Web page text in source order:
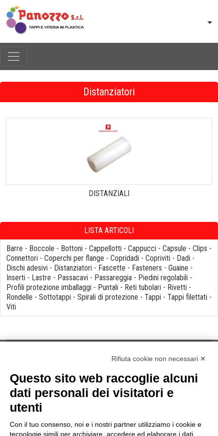
Distanziatori
DISTANZIALI
LISTA ARTICOLI
Barre - Boccole - Bottoni - Cappellotti - Cappucci - Capsule - Clips -
Connettori - Coperchi per flange - Copridadi - Copriviti - Dadi -
Dischi adesivi - Distanziatori - Fascette - Fasteners - Guaine -
Inserti - Lastre - Passacavi - Passareggia - Piedini regolabili -
Profili protezione imballaggi - Puntali - Reti tubolari - Rivetti -
Rondelle - Sottotappi - Spirali di protezione - Tappi - Tappi filettati -
Viti
NOTE
Informativa Privacy
Politica della Qualità
Rifiuta cookie non necessari ✕
Questo sito web raccoglie alcuni
dati personali dei visitatori e
utenti
Con il tuo consenso, noi e i nostri partner utilizziamo i cookie e
tecnologie simili per archiviare, accedere ed elaborare i dati